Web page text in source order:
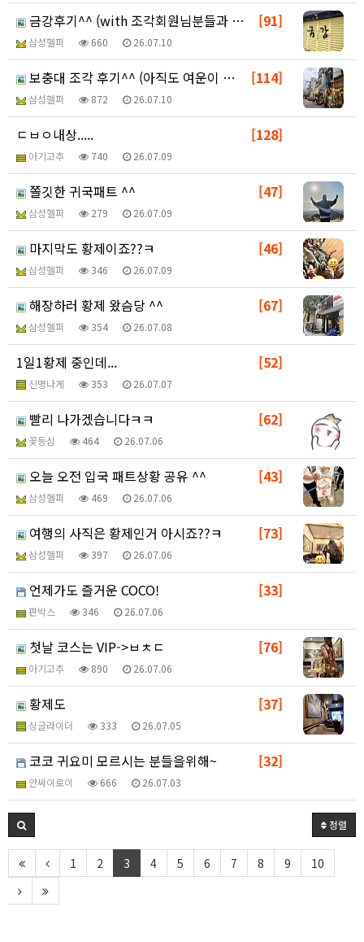
[91]
금강후기^^ (with 조각회원님분들과 분위기살려ㅋ )
삼성헬퍼 660 26.07.10
[114]
보충대 조각 후기^^ (아직도 여운이 남네요)
삼성헬퍼 872 26.07.10
[128]
ㄷㅂㅇ내상.....
아기고추 740 26.07.09
[47]
쫄깃한 귀국패트 ^^
삼성헬퍼 279 26.07.09
[46]
마지막도 황제이죠??ㅋ
삼성헬퍼 346 26.07.09
[67]
해장하러 황제 왔슴당 ^^
삼성헬퍼 354 26.07.08
[52]
1일1황제 중인데...
신명나게 353 26.07.07
[62]
빨리 나가겠습니다ㅋㅋ
꽃등심 464 26.07.06
[43]
오늘 오전 입국 패트상황 공유 ^^
삼성헬퍼 469 26.07.06
[73]
여행의 사직은 황제인거 아시죠??ㅋ
삼성헬퍼 397 26.07.06
[33]
언제가도 즐거운 COCO!
판박스 346 26.07.06
[76]
첫날 코스는 VIP->ㅂㅊㄷ
아기고추 890 26.07.06
[37]
황제도
싱글라이더 333 26.07.05
[32]
코코 귀요미 모르시는 분들을위해~
안싸이로이 666 26.07.03
정렬
1 2 3 4 5 6 7 8 9 10